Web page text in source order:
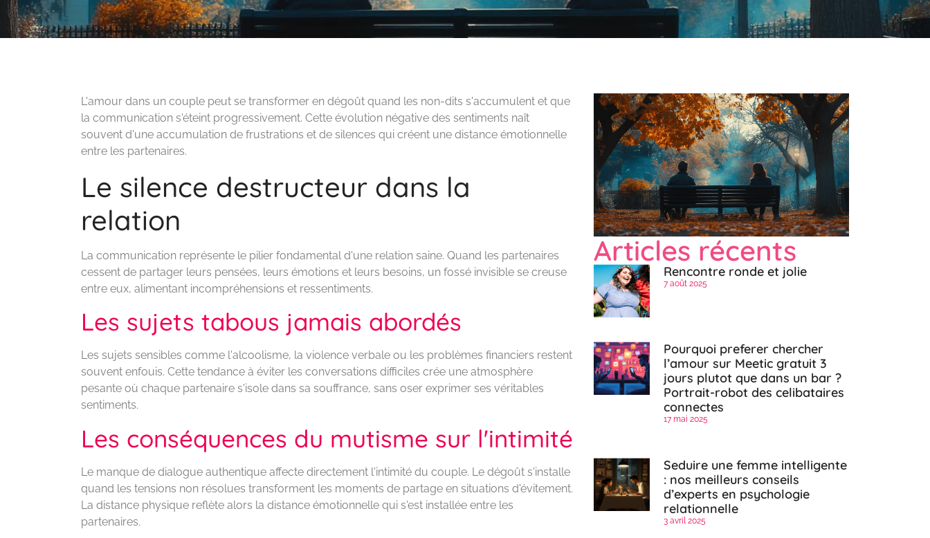
L'amour dans un couple peut se transformer en dégoût quand les non-dits s'accumulent et que
la communication s'éteint progressivement. Cette évolution négative des sentiments naît
souvent d'une accumulation de frustrations et de silences qui créent une distance émotionnelle
entre les partenaires.
Le silence destructeur dans la
relation
La communication représente le pilier fondamental d'une relation saine. Quand les partenaires
cessent de partager leurs pensées, leurs émotions et leurs besoins, un fossé invisible se creuse
entre eux, alimentant incompréhensions et ressentiments.
Les sujets tabous jamais abordés
Les sujets sensibles comme l'alcoolisme, la violence verbale ou les problèmes financiers restent
souvent enfouis. Cette tendance à éviter les conversations difficiles crée une atmosphère
pesante où chaque partenaire s'isole dans sa souffrance, sans oser exprimer ses véritables
sentiments.
Les conséquences du mutisme sur l'intimité
Le manque de dialogue authentique affecte directement l'intimité du couple. Le dégoût s'installe
quand les tensions non résolues transforment les moments de partage en situations d'évitement.
La distance physique reflète alors la distance émotionnelle qui s'est installée entre les
partenaires.
Articles récents
Rencontre ronde et jolie
7 août 2025
Pourquoi preferer chercher
l’amour sur Meetic gratuit 3
jours plutot que dans un bar ?
Portrait-robot des celibataires
connectes
17 mai 2025
Seduire une femme intelligente
: nos meilleurs conseils
d’experts en psychologie
relationnelle
3 avril 2025